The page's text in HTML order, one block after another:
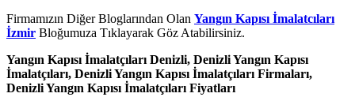
Firmamızın Diğer Bloglarından Olan Yangın Kapısı İmalatcıları
İzmir Bloğumuza Tıklayarak Göz Atabilirsiniz.
Yangın Kapısı İmalatçıları Denizli, Denizli Yangın Kapısı
İmalatçıları, Denizli Yangın Kapısı İmalatçıları Firmaları,
Denizli Yangın Kapısı İmalatçıları Fiyatları